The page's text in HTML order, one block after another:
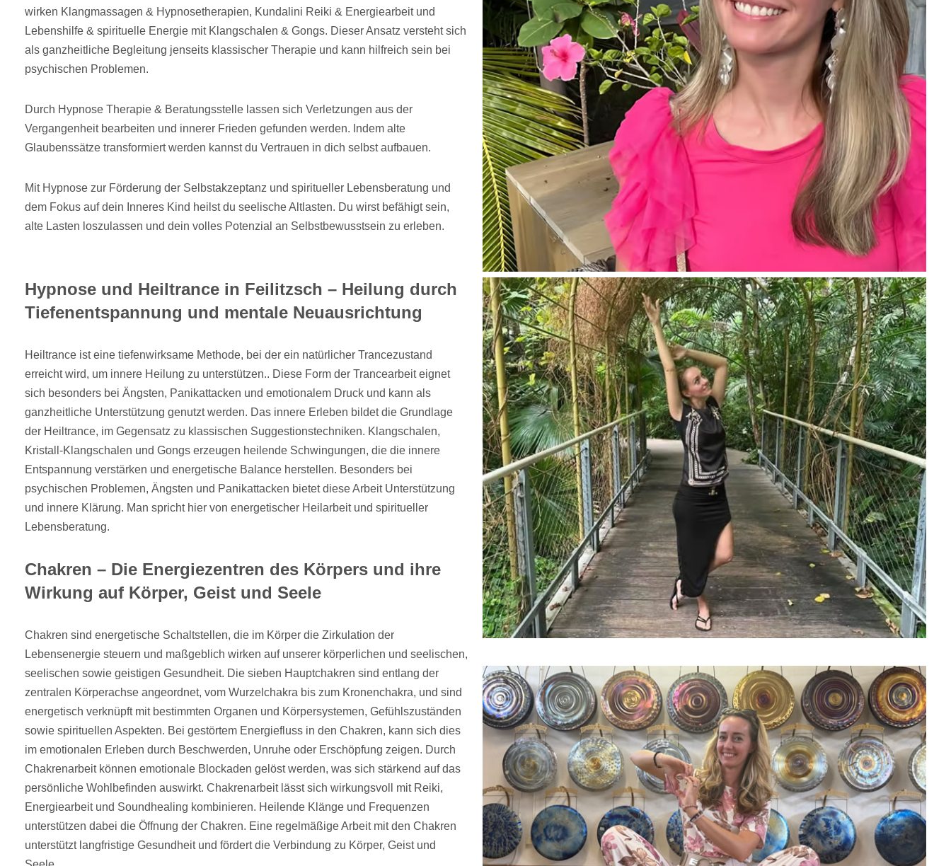
wirken Klangmassagen & Hypnosetherapien, Kundalini Reiki & Energiearbeit und
Lebenshilfe & spirituelle Energie mit Klangschalen & Gongs. Dieser Ansatz versteht sich
als ganzheitliche Begleitung jenseits klassischer Therapie und kann hilfreich sein bei
psychischen Problemen.
Durch Hypnose Therapie & Beratungsstelle lassen sich Verletzungen aus der
Vergangenheit bearbeiten und innerer Frieden gefunden werden. Indem alte
Glaubenssätze transformiert werden kannst du Vertrauen in dich selbst aufbauen.
Mit Hypnose zur Förderung der Selbstakzeptanz und spiritueller Lebensberatung und
dem Fokus auf dein Inneres Kind heilst du seelische Altlasten. Du wirst befähigt sein,
alte Lasten loszulassen und dein volles Potenzial an Selbstbewusstsein zu erleben.
Hypnose und Heiltrance in Feilitzsch – Heilung durch
Tiefenentspannung und mentale Neuausrichtung
Heiltrance ist eine tiefenwirksame Methode, bei der ein natürlicher Trancezustand
erreicht wird, um innere Heilung zu unterstützen.. Diese Form der Trancearbeit eignet
sich besonders bei Ängsten, Panikattacken und emotionalem Druck und kann als
ganzheitliche Unterstützung genutzt werden. Das innere Erleben bildet die Grundlage
der Heiltrance, im Gegensatz zu klassischen Suggestionstechniken. Klangschalen,
Kristall-Klangschalen und Gongs erzeugen heilende Schwingungen, die die innere
Entspannung verstärken und energetische Balance herstellen. Besonders bei
psychischen Problemen, Ängsten und Panikattacken bietet diese Arbeit Unterstützung
und innere Klärung. Man spricht hier von energetischer Heilarbeit und spiritueller
Lebensberatung.
Chakren – Die Energiezentren des Körpers und ihre
Wirkung auf Körper, Geist und Seele
Chakren sind energetische Schaltstellen, die im Körper die Zirkulation der
Lebensenergie steuern und maßgeblich wirken auf unserer körperlichen und seelischen,
seelischen sowie geistigen Gesundheit. Die sieben Hauptchakren sind entlang der
zentralen Körperachse angeordnet, vom Wurzelchakra bis zum Kronenchakra, und sind
energetisch verknüpft mit bestimmten Organen und Körpersystemen, Gefühlszuständen
sowie spirituellen Aspekten. Bei gestörtem Energiefluss in den Chakren, kann sich dies
im emotionalen Erleben durch Beschwerden, Unruhe oder Erschöpfung zeigen. Durch
Chakrenarbeit können emotionale Blockaden gelöst werden, was sich stärkend auf das
persönliche Wohlbefinden auswirkt. Chakrenarbeit lässt sich wirkungsvoll mit Reiki,
Energiearbeit und Soundhealing kombinieren. Heilende Klänge und Frequenzen
unterstützen dabei die Öffnung der Chakren. Eine regelmäßige Arbeit mit den Chakren
unterstützt langfristige Gesundheit und fördert die Verbindung zu Körper, Geist und